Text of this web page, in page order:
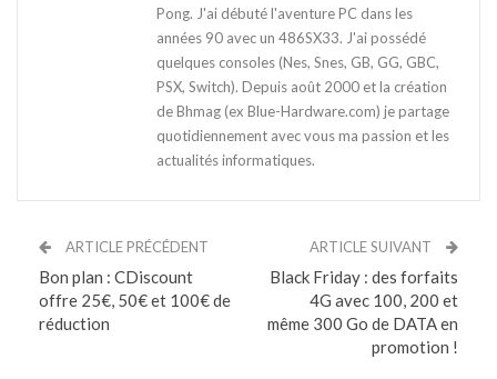
Pong. J'ai débuté l'aventure PC dans les
années 90 avec un 486SX33. J'ai possédé
quelques consoles (Nes, Snes, GB, GG, GBC,
PSX, Switch). Depuis août 2000 et la création
de Bhmag (ex Blue-Hardware.com) je partage
quotidiennement avec vous ma passion et les
actualités informatiques.
ARTICLE PRÉCÉDENT
Bon plan : CDiscount
offre 25€, 50€ et 100€ de
réduction
ARTICLE SUIVANT
Black Friday : des forfaits
4G avec 100, 200 et
même 300 Go de DATA en
promotion !